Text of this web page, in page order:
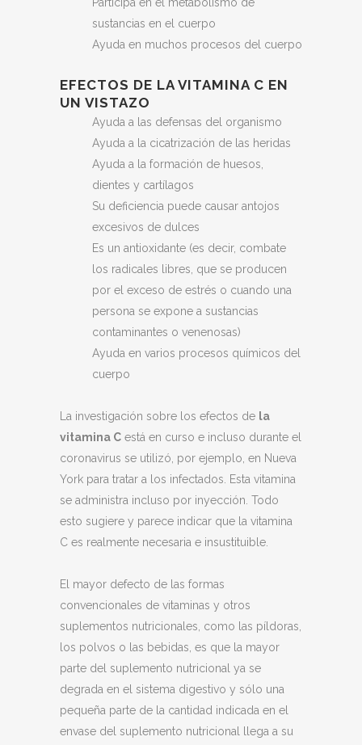
sustancias en el cuerpo
Ayuda en muchos procesos del cuerpo
EFECTOS DE LA VITAMINA C EN
UN VISTAZO
Ayuda a las defensas del organismo
Ayuda a la cicatrización de las heridas
Ayuda a la formación de huesos,
dientes y cartílagos
Su deficiencia puede causar antojos
excesivos de dulces
Es un antioxidante (es decir, combate
los radicales libres, que se producen
por el exceso de estrés o cuando una
persona se expone a sustancias
contaminantes o venenosas)
Ayuda en varios procesos químicos del
cuerpo
La investigación sobre los efectos de la
vitamina C está en curso e incluso durante el
coronavirus se utilizó, por ejemplo, en Nueva
York para tratar a los infectados. Esta vitamina
se administra incluso por inyección. Todo
esto sugiere y parece indicar que la vitamina
C es realmente necesaria e insustituible.
El mayor defecto de las formas
convencionales de vitaminas y otros
suplementos nutricionales, como las píldoras,
los polvos o las bebidas, es que la mayor
parte del suplemento nutricional ya se
degrada en el sistema digestivo y sólo una
pequeña parte de la cantidad indicada en el
envase del suplemento nutricional llega a su